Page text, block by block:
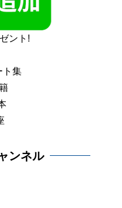
ント!
ト集
ンネル